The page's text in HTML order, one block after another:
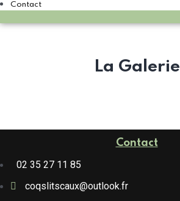
Contact
La Galerie
Contact
02 35 27 11 85
coqslitscaux@outlook.fr